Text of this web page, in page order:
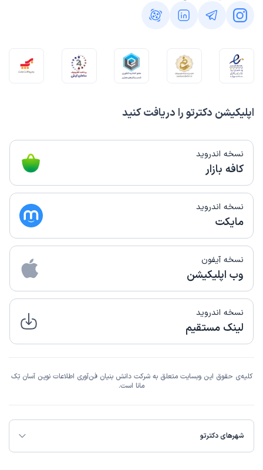
اپلیکیشن دکترتو را دریافت کنید
نسخه اندروید
کافه بازار
نسخه اندروید
مایکت
نسخه آیفون
وب اپلیکیشن
نسخه اندروید
لینک مستقیم
کلیه‌ی حقوق این وبسایت متعلق به شرکت دانش بنیان فن‌آوری اطلاعات نوین آسان تِک
مانا است.
شهرهای دکترتو